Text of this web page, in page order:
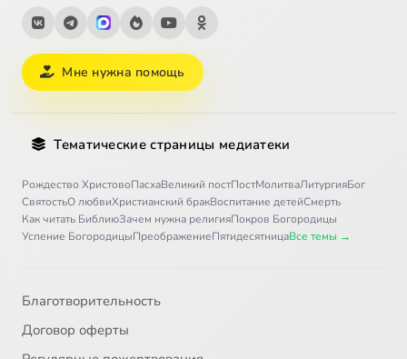
Мне нужна помощь
Тематические страницы медиатеки
Рождество ХристовоПасхаВеликий постПостМолитваЛитургияБог
СвятостьО любвиХристианский бракВоспитание детейСмерть
Как читать БиблиюЗачем нужна религияПокров Богородицы
Успение БогородицыПреображениеПятидесятницаВсе темы →
Благотворительность
Договор оферты